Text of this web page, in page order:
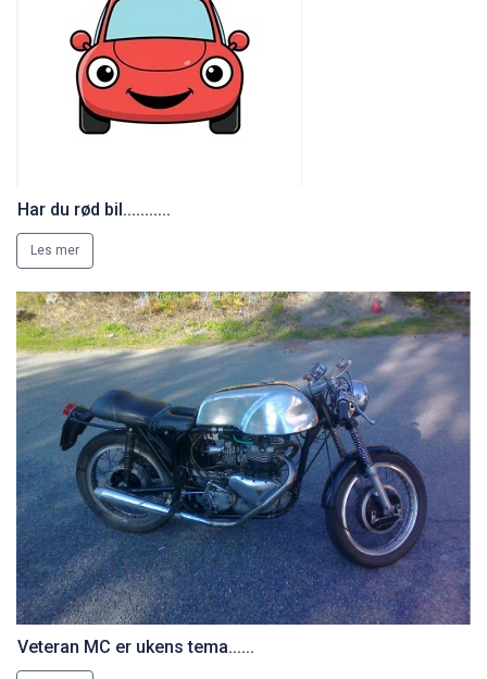
Har du rød bil...........
Les mer
Veteran MC er ukens tema......